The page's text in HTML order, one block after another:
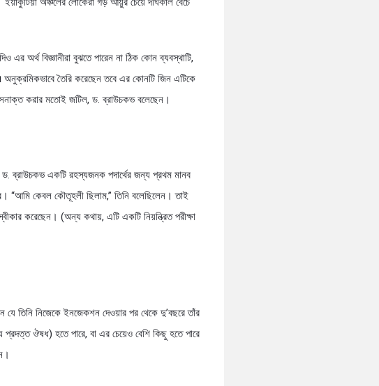
অর্থ বিজ্ঞানীরা বুঝতে পারেন না ঠিক কোন ব্যবস্থাটি,
অনুক্রমিকভাবে তৈরি করেছেন তবে এর কোনটি জিন এটিকে
করার মতোই জটিল, ড. ব্রাউচকভ বলেছেন।
ড. ব্রাউচকভ একটি রহস্যজনক পদার্থের জন্য প্রথম মানব
“আমি কেবল কৌতূহলী ছিলাম,” তিনি বলেছিলেন। তাই
করেছেন। (অন্য কথায়, এটি একটি নিয়ন্ত্রিত পরীক্ষা
তিনি নিজেকে ইনজেকশন দেওয়ার পর থেকে দু’বছরে তাঁর
ঔষধ) হতে পারে, বা এর চেয়েও বেশি কিছু হতে পারে